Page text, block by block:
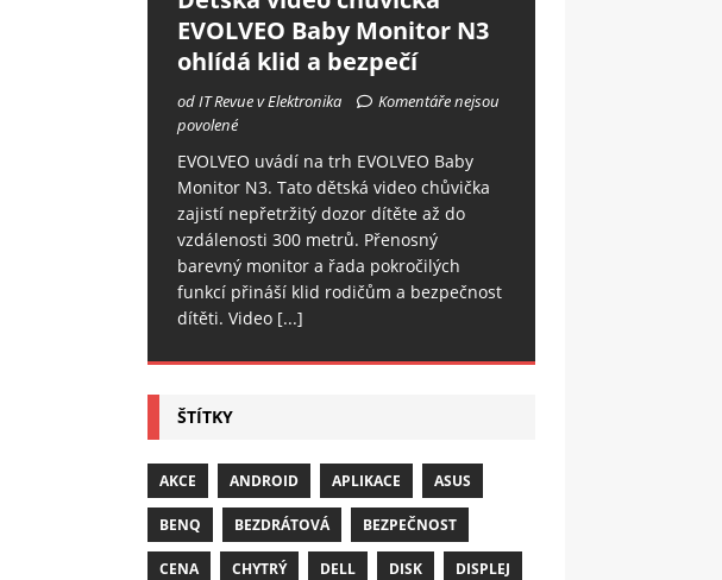
EVOLVEO Baby Monitor N3
ohlídá klid a bezpečí
od IT Revue v Elektronika
Komentáře nejsou
povolené
EVOLVEO uvádí na trh EVOLVEO Baby
Monitor N3. Tato dětská video chůvička
zajistí nepřetržitý dozor dítěte až do
vzdálenosti 300 metrů. Přenosný
barevný monitor a řada pokročilých
funkcí přináší klid rodičům a bezpečnost
dítěti. Video [...]
ŠTÍTKY
AKCE ANDROID APLIKACE ASUS
BENQ BEZDRÁTOVÁ BEZPEČNOST
CENA CHYTRÝ DELL DISK DISPLEJ